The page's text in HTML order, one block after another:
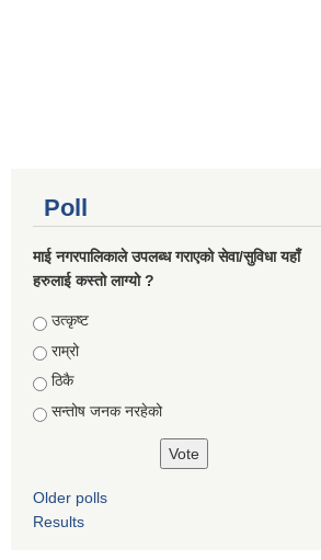
Poll
माई नगरपालिकाले उपलब्ध गराएको सेवा/सुविधा यहाँ
हरुलाई कस्तो लाग्यो ?
Choices
उत्कृष्ट
राम्रो
ठिकै
सन्तोष जनक नरहेको
Older polls
Results